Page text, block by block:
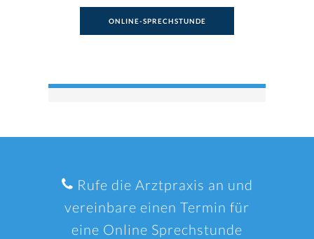
ONLINE-SPRECHSTUNDE
Rufe die Arztpraxis an und
vereinbare einen Termin für
eine Online Sprechstunde